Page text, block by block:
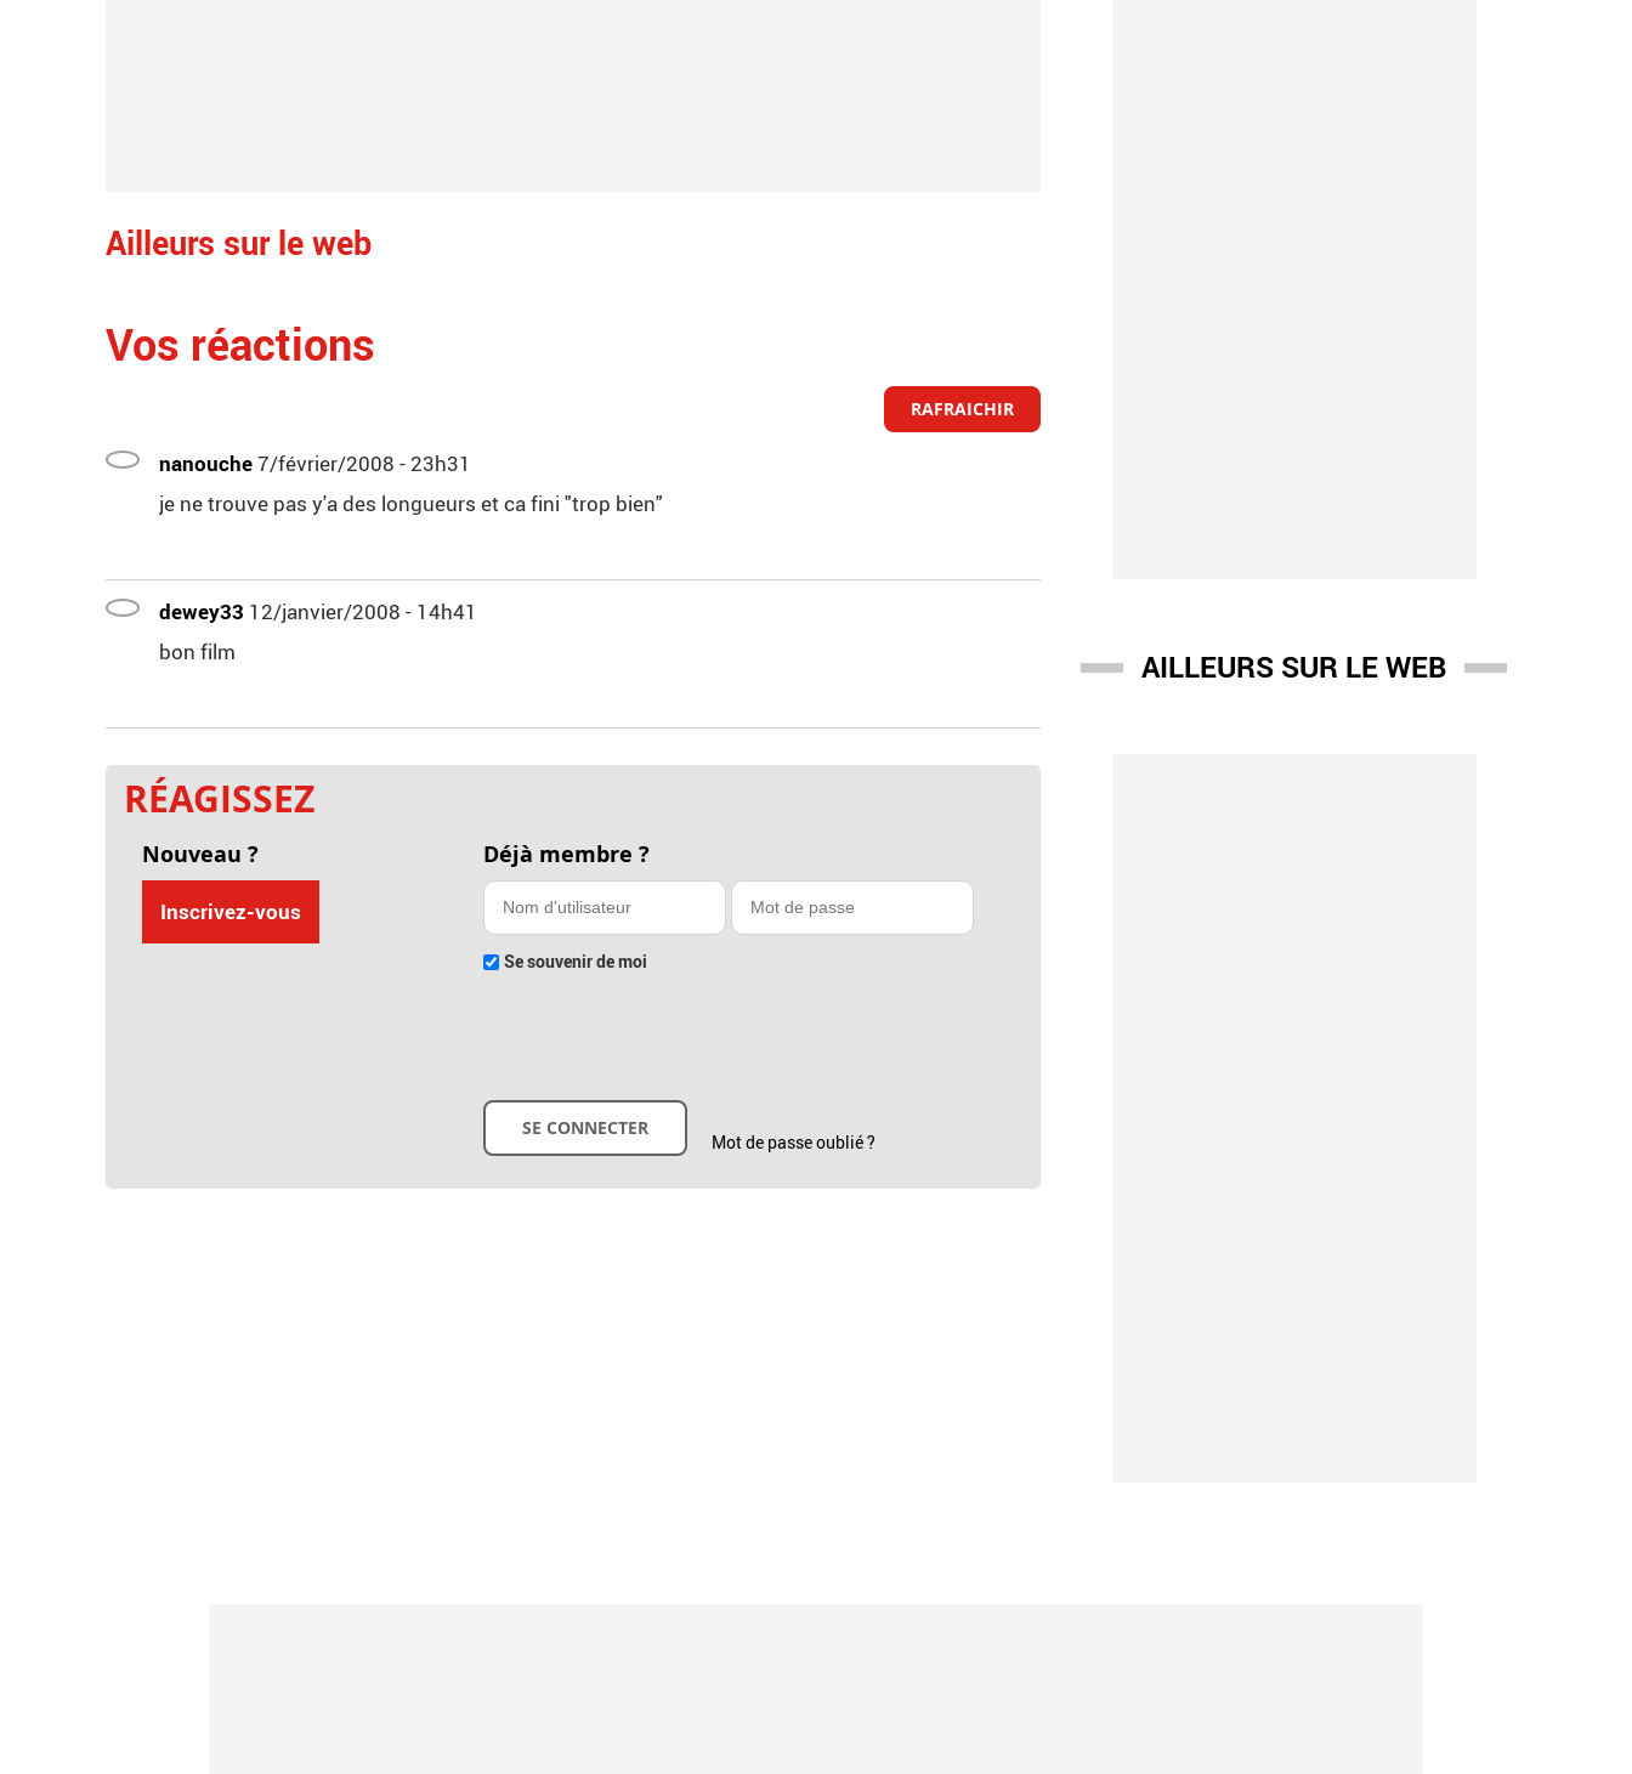
Ailleurs sur le web
Vos réactions
RAFRAICHIR
nanouche7/février/2008 - 23h31
je ne trouve pas y'a des longueurs et ca fini "trop bien"
dewey33 12/janvier/2008 - 14h41
bon film
RÉAGISSEZ
Nouveau ?
Inscrivez-vous
Déjà membre ?
Se souvenir de moi
Mot de passe oublié ?
AILLEURS SUR LE WEB